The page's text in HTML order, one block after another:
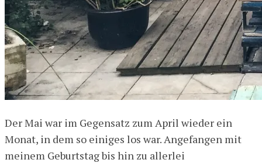
Der Mai war im Gegensatz zum April wieder ein
Monat, in dem so einiges los war. Angefangen mit
meinem Geburtstag bis hin zu allerlei